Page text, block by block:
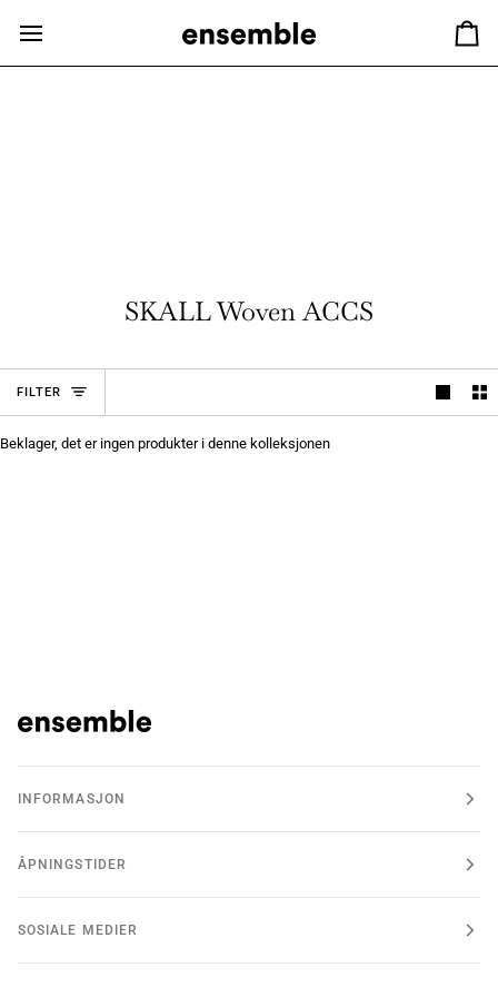
SKALL Woven ACCS
FILTER
Beklager, det er ingen produkter i denne kolleksjonen
INFORMASJON
ÅPNINGSTIDER
SOSIALE MEDIER